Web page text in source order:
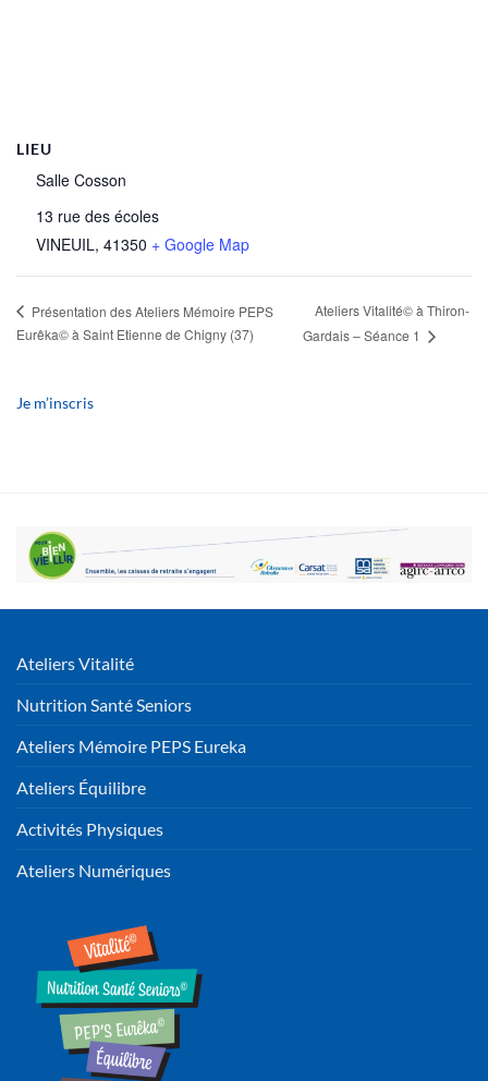
LIEU
Salle Cosson
13 rue des écoles
VINEUIL, 41350 + Google Map
Présentation des Ateliers Mémoire PEPS
Eurêka© à Saint Etienne de Chigny (37)
Ateliers Vitalité© à Thiron-
Gardais – Séance 1
Je m’inscris
Ateliers Vitalité
Nutrition Santé Seniors
Ateliers Mémoire PEPS Eureka
Ateliers Équilibre
Activités Physiques
Ateliers Numériques